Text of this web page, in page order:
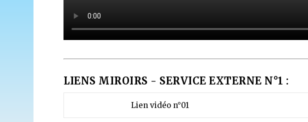
LIENS MIROIRS - SERVICE EXTERNE N°1 :
Lien vidéo n°01